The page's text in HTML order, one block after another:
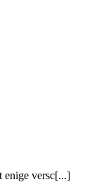
enige versc[...]